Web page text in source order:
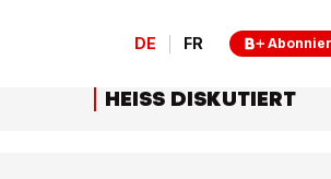
DE FR
HEISS DISKUTIERT